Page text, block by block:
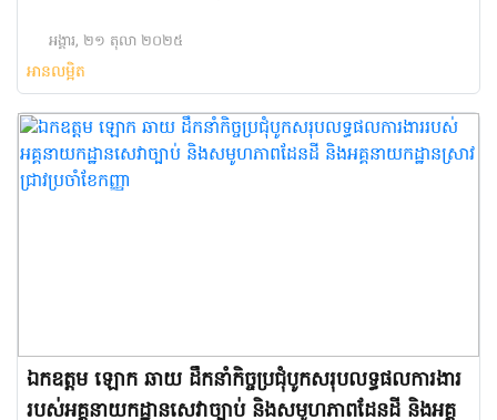
អង្គារ, ២១ តុលា ២០២៥
អានលម្អិត
ឯកឧត្តម ឡោក ឆាយ ដឹកនាំកិច្ចប្រជុំបូកសរុបលទ្ធផលការងារ
របស់អគ្គនាយកដ្ឋានសេវាច្បាប់ និងសមូហភាពដែនដី និងអគ្គ